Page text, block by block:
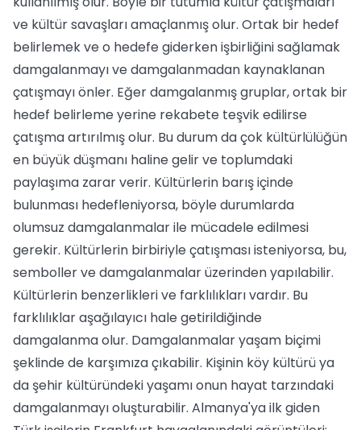
ve kültür savaşları amaçlanmış olur. Ortak bir hedef
belirlemek ve o hedefe giderken işbirliğini sağlamak
damgalanmayı ve damgalanmadan kaynaklanan
çatışmayı önler. Eğer damgalanmış gruplar, ortak bir
hedef belirleme yerine rekabete teşvik edilirse
çatışma artırılmış olur. Bu durum da çok kültürlülüğün
en büyük düşmanı haline gelir ve toplumdaki
paylaşıma zarar verir. Kültürlerin barış içinde
bulunması hedefleniyorsa, böyle durumlarda
olumsuz damgalanmalar ile mücadele edilmesi
gerekir. Kültürlerin birbiriyle çatışması isteniyorsa, bu,
semboller ve damgalanmalar üzerinden yapılabilir.
Kültürlerin benzerlikleri ve farklılıkları vardır. Bu
farklılıklar aşağılayıcı hale getirildiğinde
damgalanma olur. Damgalanmalar yaşam biçimi
şeklinde de karşımıza çıkabilir. Kişinin köy kültürü ya
da şehir kültüründeki yaşamı onun hayat tarzındaki
damgalanmayı oluşturabilir. Almanya'ya ilk giden